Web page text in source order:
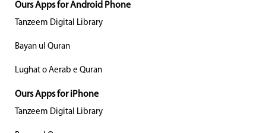
Ours Apps for Android Phone
Tanzeem Digital Library
Bayan ul Quran
Lughat o Aerab e Quran
Ours Apps for iPhone
Tanzeem Digital Library